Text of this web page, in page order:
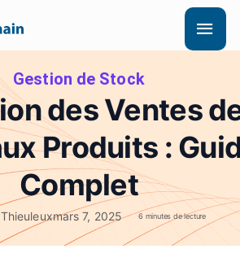
Gestion de Stock
des Ventes
Produits :
Complet
mars 7, 2025 6 minutes de lecture